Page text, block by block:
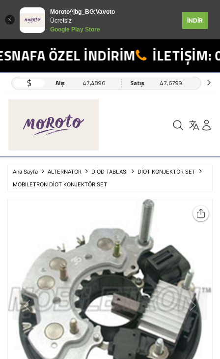
Moroto^|bg_BG:Vavoto
Ücretsiz
Google Play Store
İNDİR
ÖZEL İNDİRİM İLETİŞİM:
$ Alış 47,4896 Satış 47,6799
Ana Sayfa ALTERNATOR DİOD TABLASI
DİOT KONJEKTÖR SET
MOBILETRON DİOT KONJEKTÖR SET